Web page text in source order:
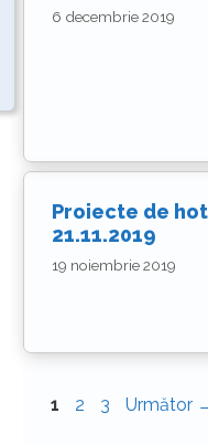
6 decembrie 2019
Proiecte de
21.11.2019
19 noiembrie 2019
Pagina
1 Pagina
2 Pagina
3 Următor